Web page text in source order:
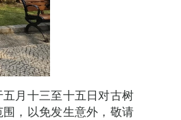
月十三至十五日对古树
，以免发生意外，敬请